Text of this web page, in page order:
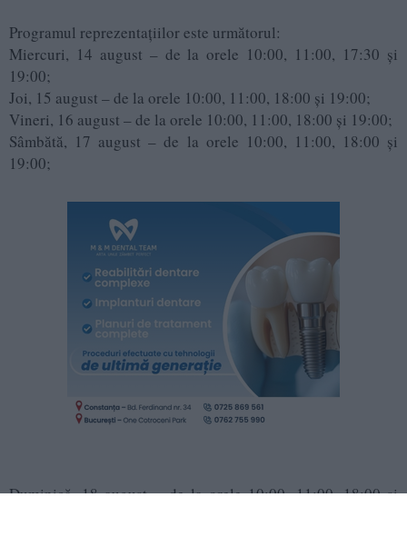
Programul reprezentațiilor este următorul:
Miercuri, 14 august – de la orele 10:00, 11:00, 17:30 și
19:00;
Joi, 15 august – de la orele 10:00, 11:00, 18:00 și 19:00;
Vineri, 16 august – de la orele 10:00, 11:00, 18:00 și 19:00;
Sâmbătă, 17 august – de la orele 10:00, 11:00, 18:00 și
19:00;
Duminică, 18 august – de la orele 10:00, 11:00, 18:00 și